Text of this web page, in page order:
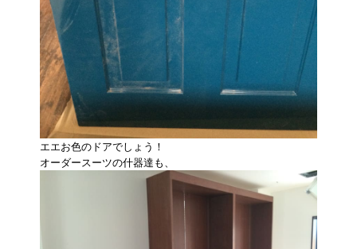
エエお色のドアでしょう！
オーダースーツの什器達も、